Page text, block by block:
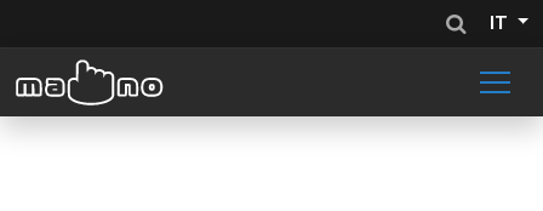
IT